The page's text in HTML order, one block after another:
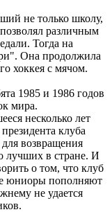
не только школу,
различным
Тогда на
Она продолжила
хоккея с мячом.
1985 и 1986 годов
мира.
несколько лет
клуба
возвращения
лучших в стране. И
о том, что клуб
юниоры пополняют
не удается